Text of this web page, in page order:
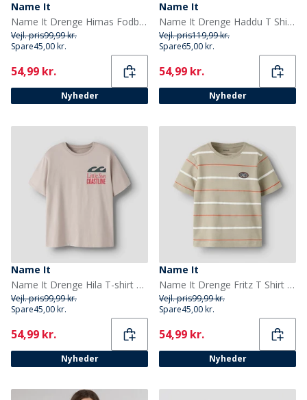
Name It
Name It Drenge Himas Fodbold T-Shirt Cloud Dancer/Football
Vejl. pris99,99 kr.
Spare45,00 kr.
Current
54,99 kr.
Nyheder
Name It
Name It Drenge Haddu T Shirt Light Grey Melange
Vejl. pris119,99 kr.
Spare65,00 kr.
Current
54,99 kr.
Nyheder
Name It
Name It Drenge Hila T-shirt Chateau Gray
Vejl. pris99,99 kr.
Spare45,00 kr.
Current
54,99 kr.
Nyheder
Name It
Name It Drenge Fritz T Shirt Aluminum
Vejl. pris99,99 kr.
Spare45,00 kr.
Current
54,99 kr.
Nyheder